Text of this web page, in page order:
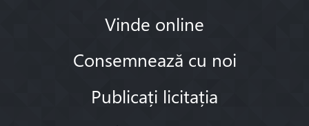
Vinde online
Consemnează cu noi
Publicați licitația